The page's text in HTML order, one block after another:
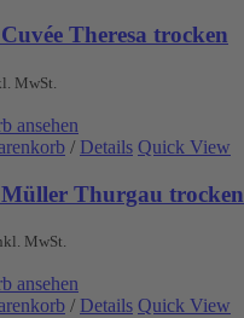
Theresa trocken
MwSt.
ansehen
/ Details Quick View
Thurgau trocken
MwSt.
ansehen
/ Details Quick View